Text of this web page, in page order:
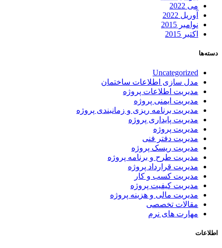
می 2022
آوریل 2022
نوامبر 2015
اکتبر 2015
دسته‌ها
Uncategorized
مدل سازی اطلاعات ساختمان
مدیریت اطلاعات پروژه
مدیریت ایمنی پروژه
مدیریت برنامه ریزی و زمانبندی پروژه
مدیریت پایداری پروژه
مدیریت پروژه
مدیریت دفتر فنی
مدیریت ریسک پروژه
مدیریت طرح و برنامه پروژه
مدیریت قرارداد پروژه
مدیریت کسب و کار
مدیریت کیفیت پروژه
مدیریت مالی و هزینه پروژه
مقالات تخصصی
مهارت های نرم
اطلاعات